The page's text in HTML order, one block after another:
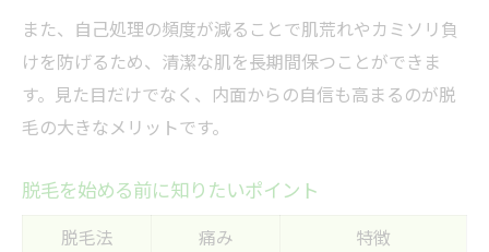
また、自己処理の頻度が減ることで肌荒れやカミソリ負
けを防げるため、清潔な肌を長期間保つことができま
す。見た目だけでなく、内面からの自信も高まるのが脱
毛の大きなメリットです。
脱毛を始める前に知りたいポイント
脱毛法 痛み
特徴